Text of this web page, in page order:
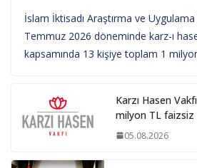
İslam İktisadı Araştırma ve
Temmuz 2026 döneminde karz-ı
kapsamında 13 kişiye toplam 1
Karzı Hasen
milyon TL faizsiz
05.08.2026